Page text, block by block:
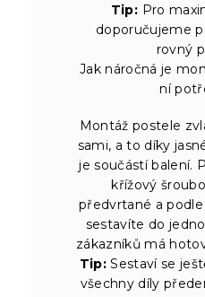
Tip: Pro
doporučujeme
rovný
Jak náročná je
ní
Montáž postele
sami, a to díky
je součástí balení.
křížový
předvrtané a
sestavíte do
zákazníků má
Tip: Sestaví se
všechny díly